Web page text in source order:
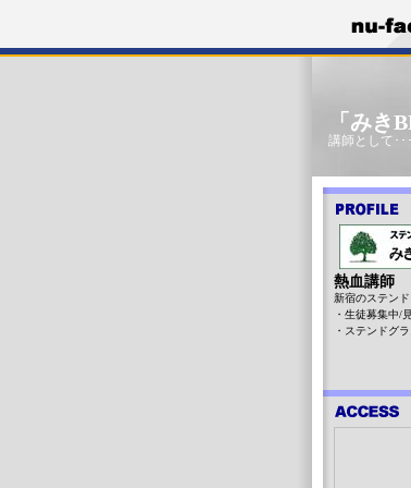
「み
講師として･
熱血講師
新宿のステン
・生徒募集中/
・ステンドグ